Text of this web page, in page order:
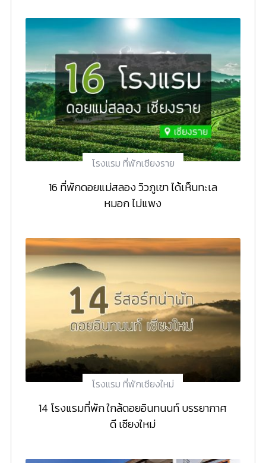
โรงแรม ที่พักเชียงราย
16 ที่พักดอยแม่สลอง วิวภูเขา ได้เห็นทะเล
หมอก ไม่แพง
โรงแรม ที่พักเชียงใหม่
14 โรงแรมที่พัก ใกล้ดอยอินทนนท์ บรรยากาศ
ดี เชียงใหม่